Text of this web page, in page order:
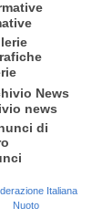
news